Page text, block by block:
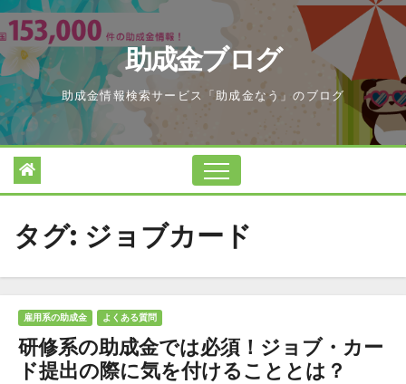
Skip
to
content
助成金ブログ
助成金情報検索サービス「助成金なう」のブログ
タグ: ジョブカード
雇用系の助成金 よくある質問
研修系の助成金では必須！ジョブ・カー
ド提出の際に気を付けることとは？